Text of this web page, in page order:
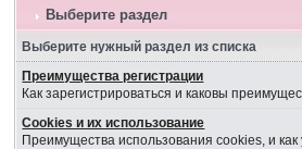
Выберите раздел
Выберите нужный раздел из списка
Преимущества регистрации
Как зарегистрироваться и каковы
Cookies и их использование
Преимущества использования cookies, и